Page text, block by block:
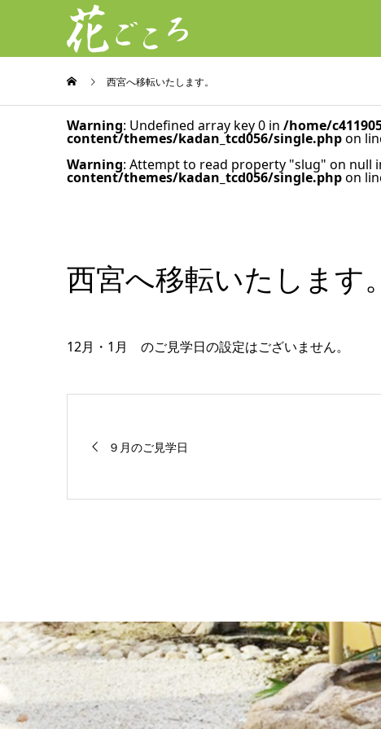
西宮へ移転いたします。
Warning: Undefined array key 0 in /home/
content/themes/kadan_tcd056/single.phpon
Warning: Attempt to read property "slug" on null
content/themes/kadan_tcd056/single.phpon
西宮へ移転いたします。
12月・1月 のご見学日の設定はございません。
９月のご見学日